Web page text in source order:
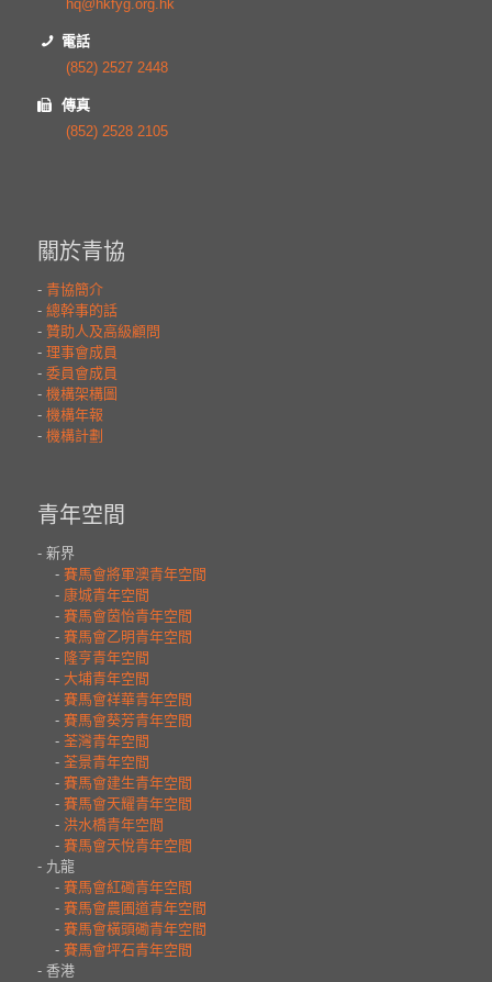
hq@hkfyg.org.hk
電話
(852) 2527 2448
傳真
(852) 2528 2105